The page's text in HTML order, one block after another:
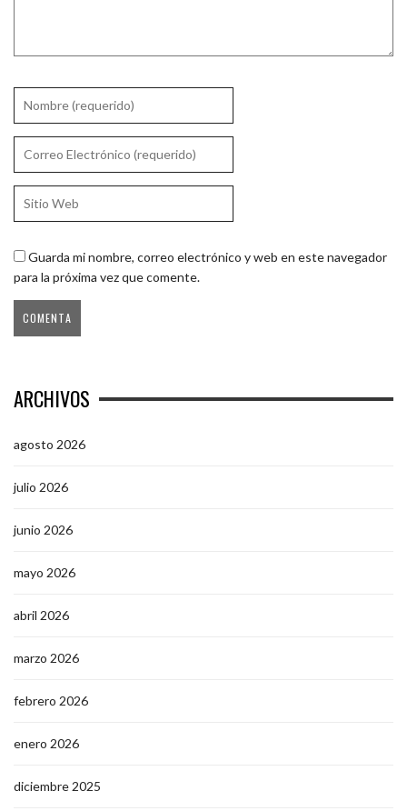
Guarda mi nombre, correo electrónico y web en este navegador
para la próxima vez que comente.
ARCHIVOS
agosto 2026
julio 2026
junio 2026
mayo 2026
abril 2026
marzo 2026
febrero 2026
enero 2026
diciembre 2025